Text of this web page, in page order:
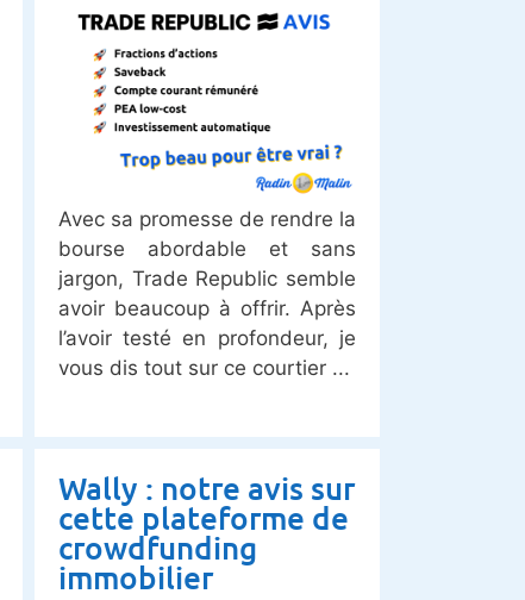
Avec sa promesse de rendre la
bourse abordable et sans
jargon, Trade Republic semble
avoir beaucoup à offrir. Après
l’avoir testé en profondeur, je
vous dis tout sur ce courtier
Wally : notre avis sur
cette plateforme de
crowdfunding
immobilier